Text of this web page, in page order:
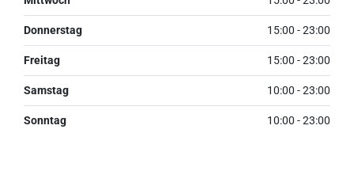
Donnerstag 15:00 - 23:00
Freitag 15:00 - 23:00
Samstag 10:00 - 23:00
Sonntag 10:00 - 23:00